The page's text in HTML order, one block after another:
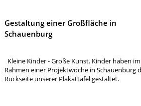
Gestaltung einer Großfläche in
Schauenburg
Kleine Kinder - Große Kunst. Kinder haben im
Rahmen einer Projektwoche in Schauenburg
Rückseite unserer Plakattafel gestaltet.